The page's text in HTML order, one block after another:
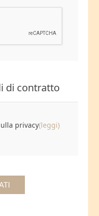
di contratto
privacy(leggi)